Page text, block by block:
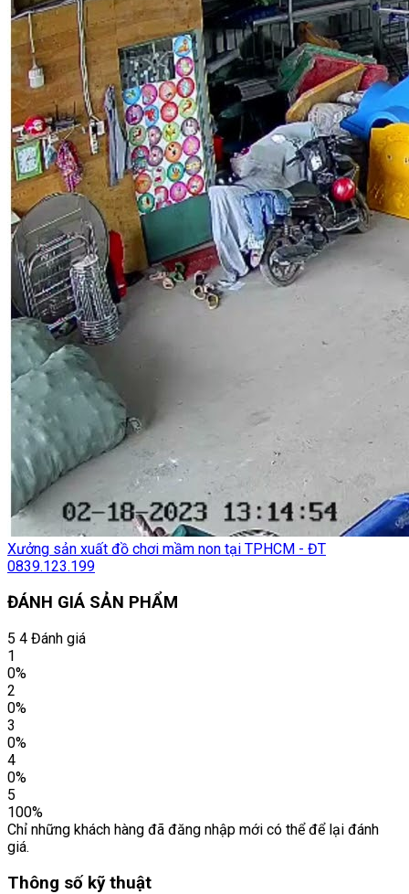
Xưởng sản xuất đồ chơi mầm non tại TPHCM - ĐT
0839.123.199
ĐÁNH GIÁ SẢN PHẨM
5 4 Đánh giá
1
0%
2
0%
3
0%
4
0%
5
100%
Chỉ những khách hàng đã đăng nhập mới có thể để lại đánh
giá.
Thông số kỹ thuật